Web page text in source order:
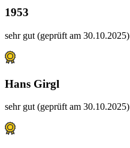
1953
sehr gut (geprüft am 30.10.2025)
Hans Girgl
sehr gut (geprüft am 30.10.2025)